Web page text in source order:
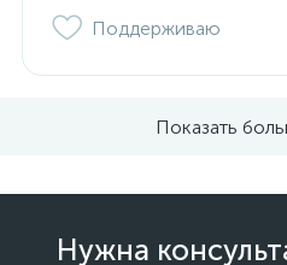
Поддерживаю
Показать
Нужна